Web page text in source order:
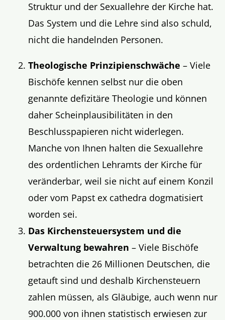
Struktur und der Sexuallehre der Kirche hat.
Das System und die Lehre sind also schuld,
nicht die handelnden Personen.
Theologische Prinzipienschwäche – Viele
Bischöfe kennen selbst nur die oben
genannte defizitäre Theologie und können
daher Scheinplausibilitäten in den
Beschlusspapieren nicht widerlegen.
Manche von Ihnen halten die Sexuallehre
des ordentlichen Lehramts der Kirche für
veränderbar, weil sie nicht auf einem Konzil
oder vom Papst ex cathedra dogmatisiert
worden sei.
Das Kirchensteuersystem und die
Verwaltungbewahren – Viele Bischöfe
betrachten die 26 Millionen Deutschen, die
getauft sind und deshalb Kirchensteuern
zahlen müssen, als Gläubige, auch wenn nur
900.000 von ihnen statistisch erwiesen zur